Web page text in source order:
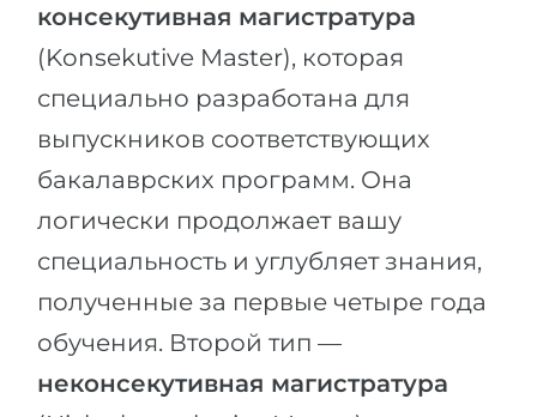
консекутивная магистратура
(Konsekutive Master), которая
специально разработана для
выпускников соответствующих
бакалаврских программ. Она
логически продолжает вашу
специальность и углубляет знания,
полученные за первые четыре года
обучения. Второй тип —
неконсекутивная магистратура